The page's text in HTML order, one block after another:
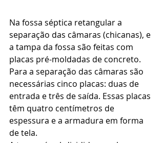
Na fossa séptica retangular a
separação das câmaras (chicanas), e
a tampa da fossa são feitas com
placas pré-moldadas de concreto.
Para a separação das câmaras são
necessárias cinco placas: duas de
entrada e três de saída. Essas placas
têm quatro centímetros de
espessura e a armadura em forma
de tela.